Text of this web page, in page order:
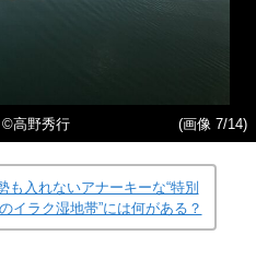
高野秀行 (画像 7/14)
も入れないアナーキーな“特別
イラク湿地帯”には何がある？